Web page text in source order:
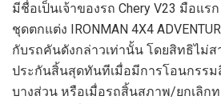
มีชื่อเป็นเจ้าของรถ Chery V23 มือแ
ชุดตกแต่ง IRONMAN 4X4
กับรถคันดังกล่าวเท่านั้น โดยสิทธิไม่ส
ประกันสิ้นสุดทันทีเมื่อมีการโอนกรร
บางส่วน หรือเมื่อรถสิ้นสภาพ/ยกเลิก